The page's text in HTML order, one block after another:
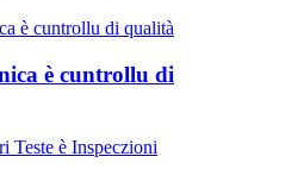
è cuntrollu di